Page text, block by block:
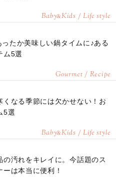
Baby&Kids / Life style
ったか美味しい鍋タイムに♪ある
ム5選
Gourmet / Recipe
くなる季節には欠かせない！お
5選
Baby&Kids / Life style
の汚れをキレイに。今話題のス
は本当に便利！